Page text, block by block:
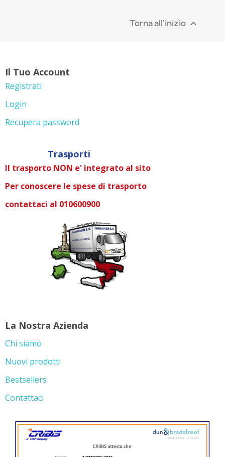
Torna all'inizio 
Il Tuo Account
Registrati
Login
Recupera password
Trasporti
Il trasporto NON e' integrato al sito
Per conoscere le spese di trasporto
contattaci al 010600900
La Nostra Azienda
Chi siamo
Nuovi prodotti
Bestsellers
Contattaci